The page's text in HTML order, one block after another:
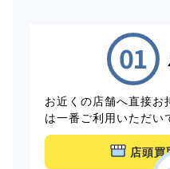
お近くの店舗へ直接お
は一番ご利用いただい
店頭買